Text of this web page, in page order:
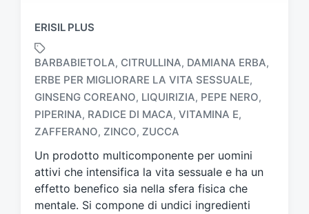
ERISIL PLUS
T
a
g
a
t
o
BARBABIETOLA, CITRULLINA, DAMIANA ERBA,
ERBE PER MIGLIORARE LA VITA SESSUALE,
GINSENG COREANO, LIQUIRIZIA, PEPE NERO,
PIPERINA, RADICE DI MACA, VITAMINA E,
ZAFFERANO, ZINCO, ZUCCA
Un prodotto multicomponente per uomini
attivi che intensifica la vita sessuale e ha un
effetto benefico sia nella sfera fisica che
mentale. Si compone di undici ingredienti